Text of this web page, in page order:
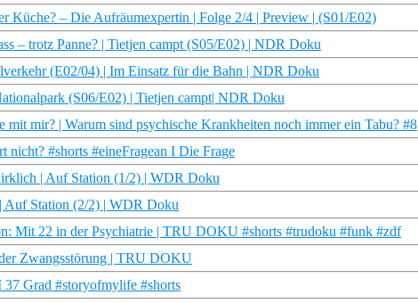
Küche? – Die Aufräumexpertin | Folge 2/4 | Preview | (S01/E02)
– trotz Panne? | Tietjen campt (S05/E02) | NDR Doku
(E02/04) | Im Einsatz für die Bahn | NDR Doku
(S06/E02) | Tietjen campt| NDR Doku
mit mir? | Warum sind psychische Krankheiten noch immer ein Tabu? #8
nicht? #shorts #eineFragean I Die Frage
| Auf Station (1/2) | WDR Doku
Auf Station (2/2) | WDR Doku
Mit 22 in der Psychiatrie | TRU DOKU #shorts #trudoku #funk #zdf
Zwangsstörung | TRU DOKU
37 Grad #storyofmylife #shorts